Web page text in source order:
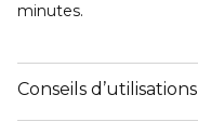
minutes.
Conseils d’utilisations